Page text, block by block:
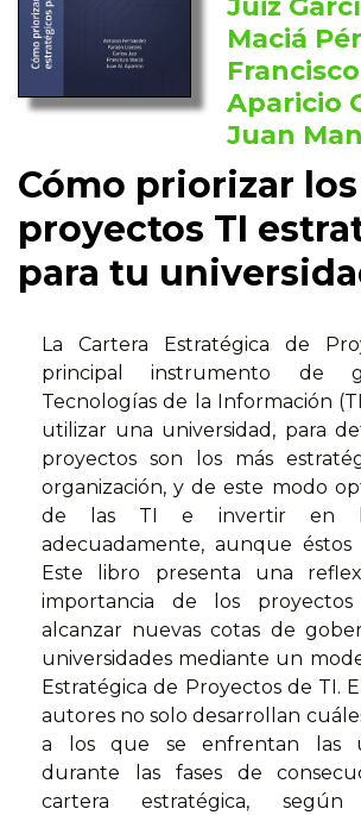
Juiz
Maciá
Francisco
Aparicio
Juan
Cómo priorizar los
proyectos TI
para tu
La Cartera Estratégica de
principal instrumento de
Tecnologías de la Información
utilizar una universidad, para
proyectos son los más
organización, y de este modo
de las TI e invertir en
adecuadamente, aunque éstos
Este libro presenta una
importancia de los
alcanzar nuevas cotas de
universidades mediante un
Estratégica de Proyectos de TI.
autores no solo desarrollan
a los que se enfrentan las
durante las fases de
cartera estratégica,